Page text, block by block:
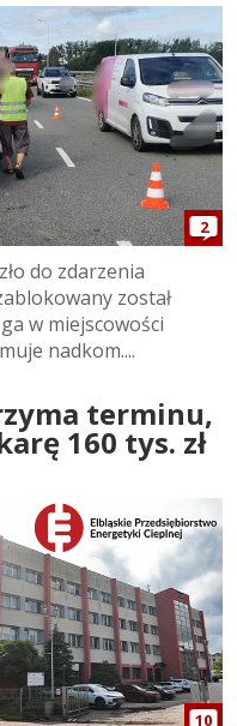
2
do zdarzenia
został
w miejscowości
nadkom....
terminu,
160 tys. zł
10